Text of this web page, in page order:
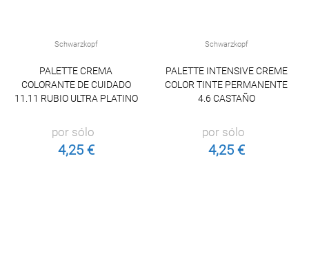
Schwarzkopf
PALETTE CREMA
COLORANTE DE CUIDADO
11.11 RUBIO ULTRA PLATINO
por sólo
4,25 €
Schwarzkopf
PALETTE INTENSIVE CREME
COLOR TINTE PERMANENTE
4.6 CASTAÑO
por sólo
4,25 €